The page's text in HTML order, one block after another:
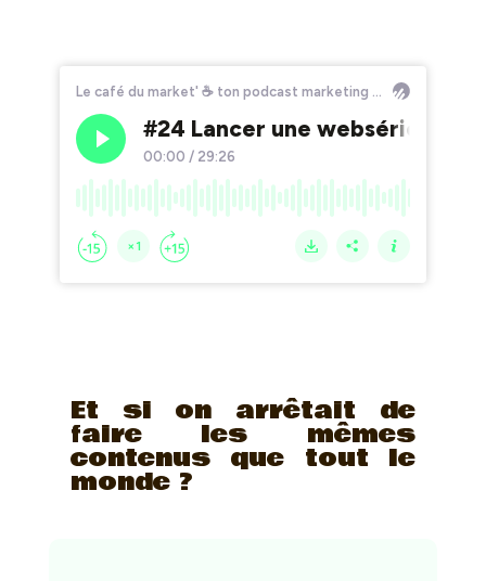
Et si on arrêtait de
faire les mêmes
contenus que tout le
monde ?